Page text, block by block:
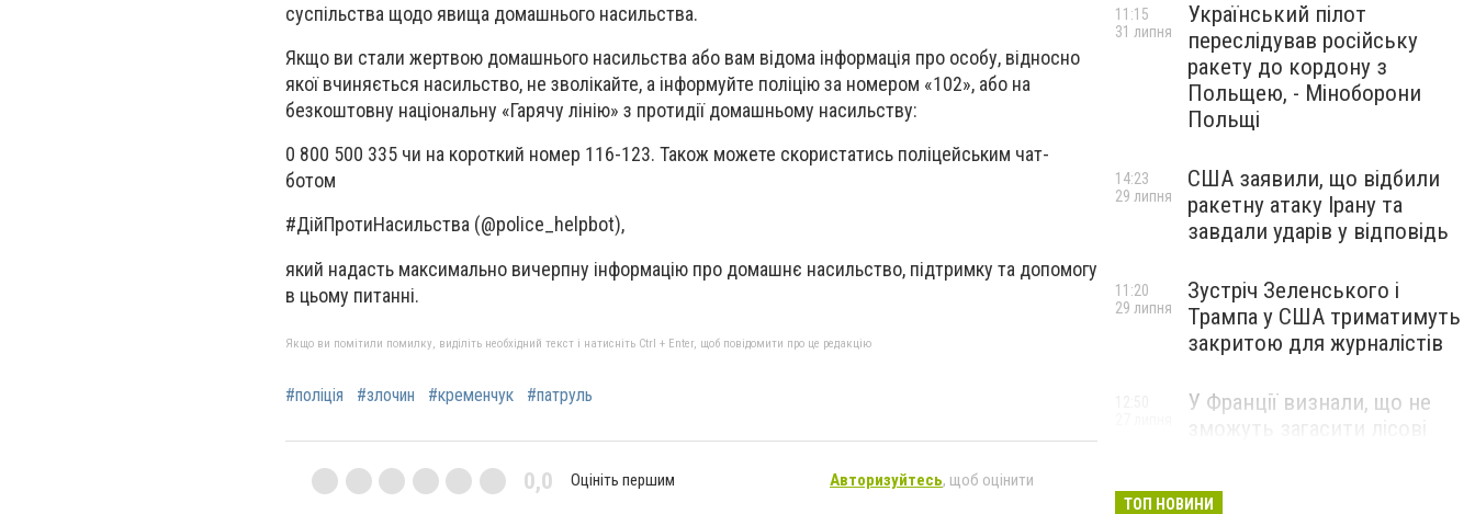
суспільства щодо явища домашнього насильства.
Якщо ви стали жертвою домашнього насильства або вам відома інформація про особу, відносно
якої вчиняється насильство, не зволікайте, а інформуйте поліцію за номером «102», або на
безкоштовну національну «Гарячу лінію» з протидії домашньому насильству:
0 800 500 335 чи на короткий номер 116-123. Також можете скористатись поліцейським чат-
ботом
#ДійПротиНасильства (@police_helpbot),
який надасть максимально вичерпну інформацію про домашнє насильство, підтримку та допомогу
в цьому питанні.
Якщо ви помітили помилку, виділіть необхідний текст і натисніть Ctrl + Enter, щоб повідомити про це редакцію
#поліція #злочин #кременчук #патруль
0,0 Оцініть першим Авторизуйтесь, щоб оцінити
Український пілот
переслідував російську
ракету до кордону з
Польщею, - Міноборони
Польщі
11:15
31 липня
США заявили, що відбили
ракетну атаку Ірану та
завдали ударів у відповідь
14:23
29 липня
Зустріч Зеленського і
Трампа у США триматимуть
закритою для журналістів
11:20
29 липня
У Франції визнали, що не
ТОП НОВИНИ